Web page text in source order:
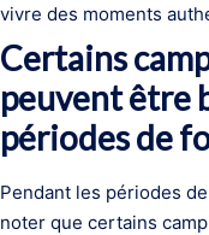
vivre des moments
Certains
peuvent être
périodes de
Pendant les périodes
noter que certains